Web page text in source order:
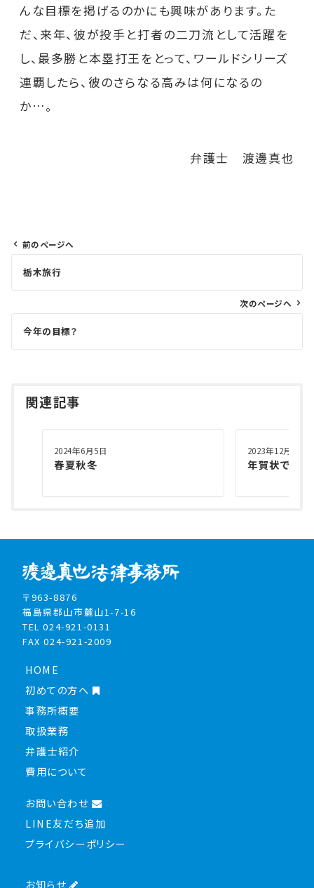
んな目標を掲げるのかにも興味があります。た
だ、来年、彼が投手と打者の二刀流として活躍を
し、最多勝と本塁打王をとって、ワールドシリーズ
連覇したら、彼のさらなる高みは何になるの
か…。
弁護士 渡邊真也
ビ
ー
前のページへ
栃木旅行
次のページへ
今年の目標？
関連記事
2024年6月5日
春夏秋冬
2023年12月6日
年賀状での
〒963-8876
福島県郡山市麓山1-7-16
TEL 024-921-0131
FAX 024-921-2009
HOME
初めての方へ
事務所概要
取扱業務
弁護士紹介
費用について
お問い合わせ
LINE友だち追加
プライバシーポリシー
お知らせ